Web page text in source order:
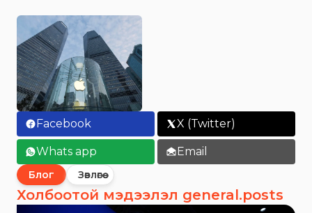
Facebook X (Twitter)
Whats app Email
Блог Зөвлөгөө
Холбоотой мэдээлэл general.posts